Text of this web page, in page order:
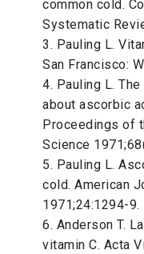
common cold.
Systematic
3. Pauling L.
San Francisco:
4. Pauling L.
about ascorbic
Proceedings of
Science
5. Pauling L.
cold. American
1971;24:1294-9.
6. Anderson T.
vitamin C. Acta